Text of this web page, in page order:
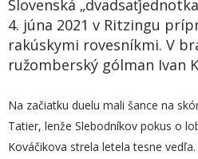
Slovenská
4. júna 2021 v Ritzingu
rakúskymi rovesníkmi. V
ružomberský gólman Ivan
Na začiatku duelu mali šance na
Tatier, lenže Slebodníkov pokus o
Kováčikova strela letela tesne